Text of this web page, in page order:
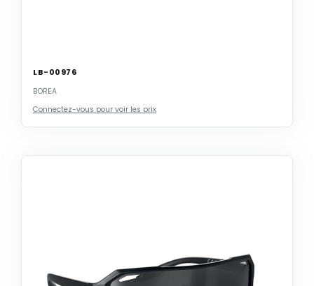
LB-00976
BOREA
Connectez-vous pour voir les prix